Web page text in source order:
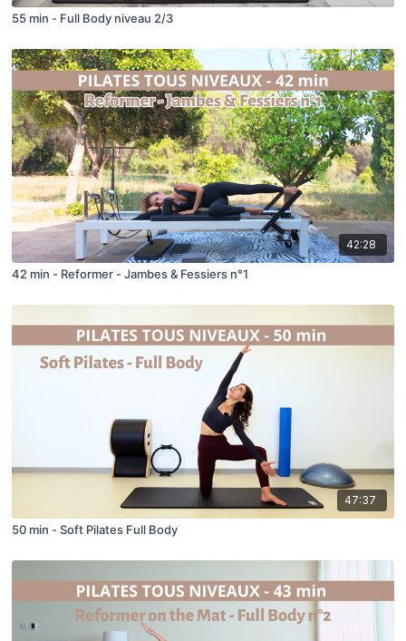
55 min - Full Body niveau 2/3
42:28
42 min - Reformer - Jambes & Fessiers n°1
47:37
50 min - Soft Pilates Full Body